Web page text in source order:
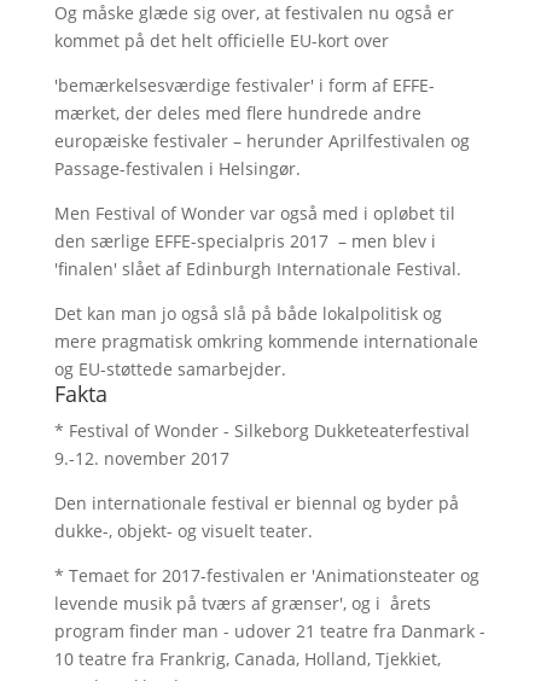
Og måske glæde sig over, at festivalen nu også er
kommet på det helt officielle EU-kort over
'bemærkelsesværdige festivaler' i form af EFFE-
mærket, der deles med flere hundrede andre
europæiske festivaler – herunder Aprilfestivalen og
Passage-festivalen i Helsingør.
Men Festival of Wonder var også med i opløbet til
den særlige EFFE-specialpris 2017 – men blev i
'finalen' slået af Edinburgh Internationale Festival.
Det kan man jo også slå på både lokalpolitisk og
mere pragmatisk omkring kommende internationale
og EU-støttede samarbejder.
Fakta
* Festival of Wonder - Silkeborg Dukketeaterfestival
9.-12. november 2017
Den internationale festival er biennal og byder på
dukke-, objekt- og visuelt teater.
* Temaet for 2017-festivalen er 'Animationsteater og
levende musik på tværs af grænser', og i årets
program finder man - udover 21 teatre fra Danmark -
10 teatre fra Frankrig, Canada, Holland, Tjekkiet,